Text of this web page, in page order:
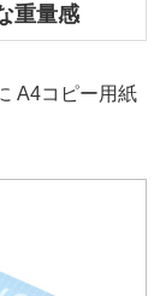
重量感
A4コピー用紙